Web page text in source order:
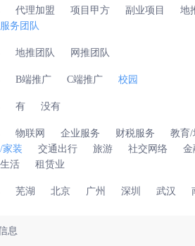
代理加盟 项目甲方 副业项目
地
务团队
地推团队 网推团队
B端推广 C端推广 校园
有 没有
物联网 企业服务 财税服务
教育/
家装
交通出行 旅游 社交网络
金
活
租赁业
芜湖 北京 广州 深圳 武汉
息